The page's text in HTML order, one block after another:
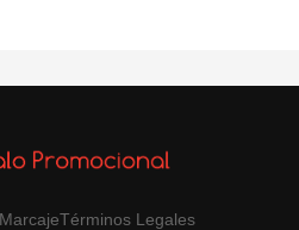
Términos Legales